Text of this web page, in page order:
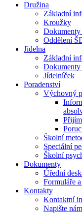
Družina
Základní
Kroužky
Dokumenty
Oddělení
Jídelna
Základní
Dokumenty
Jídelníček
Poradenství
Výchovný
Školní
Speciální
Školní
Dokumenty
Úřední
Formuláře
Kontakty
Kontaktní
Napište nám